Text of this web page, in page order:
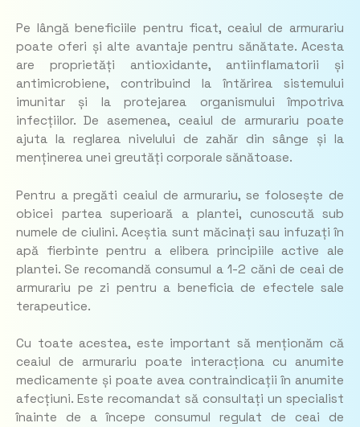
Pe lângă beneficiile pentru ficat, ceaiul de armurariu
poate oferi și alte avantaje pentru sănătate. Acesta
are proprietăți antioxidante, antiinflamatorii și
antimicrobiene, contribuind la întărirea sistemului
imunitar și la protejarea organismului împotriva
infecțiilor. De asemenea, ceaiul de armurariu poate
ajuta la reglarea nivelului de zahăr din sânge și la
menținerea unei greutăți corporale sănătoase.
Pentru a pregăti ceaiul de armurariu, se folosește de
obicei partea superioară a plantei, cunoscută sub
numele de ciulini. Aceștia sunt măcinați sau infuzați în
apă fierbinte pentru a elibera principiile active ale
plantei. Se recomandă consumul a 1-2 căni de ceai de
armurariu pe zi pentru a beneficia de efectele sale
terapeutice.
Cu toate acestea, este important să menționăm că
ceaiul de armurariu poate interacționa cu anumite
medicamente și poate avea contraindicații în anumite
afecțiuni. Este recomandat să consultați un specialist
înainte de a începe consumul regulat de ceai de